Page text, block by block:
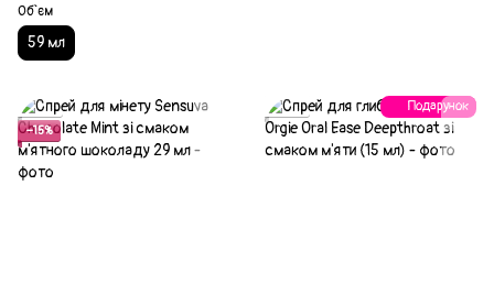
Об`єм
59 мл
Акція
−15%
Подарунок
Акція